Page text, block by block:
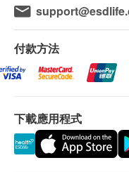
蛋白質
身體水分總量
體脂肪量
節段肌肉分析
節段脂肪分析
骨骼肌
肥胖評估
腰臀比
預先取同意書並
客人自行到中心
身份證明文件副
戶需提前1個月預
所有疫苗都必須經
付款方法
下載應用程式